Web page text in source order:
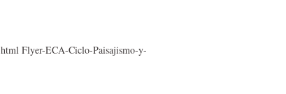
Flyer-ECA-Ciclo-Paisajismo-y-